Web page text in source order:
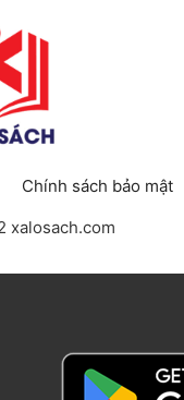
Chính sách bảo mật
xalosach.com